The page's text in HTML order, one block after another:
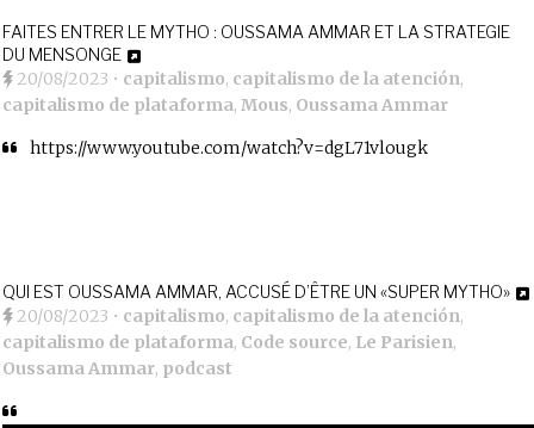
FAITES ENTRER LE MYTHO : OUSSAMA AMMAR ET LA STRATEGIE
DU MENSONGE
20/08/2023 • capitalismo, capitalismo de la atención,
capitalismo de plataforma,Mous, Oussama Ammar
https://www.youtube.com/watch?v=dgL71vlougk
QUI EST OUSSAMA AMMAR, ACCUSÉ D’ÊTRE UN «SUPER MYTHO»
20/08/2023 • capitalismo, capitalismo de la atención,
capitalismo de plataforma, Code source, Le Parisien,
Oussama Ammar, podcast